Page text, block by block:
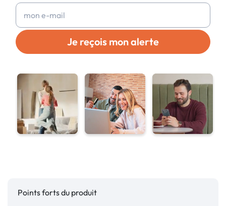
Je reçois mon alerte
Points forts du produit